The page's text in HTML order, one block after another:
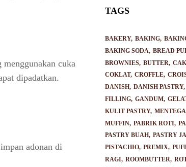
cuka
dipadatkan.
adonan di
TAGS
BAKERY BAKING
BAKING SODA
BREAD
BROWNIES BUTTER
COKLAT CROFFLE
DANISH DANISH PASTRY
FILLING GANDUM
KULIT PASTRY MENTEGA
MUFFIN PABRIK ROTI
PASTRY BUAH PASTRY
PISTACHIO PREMIX
RAGI ROOMBUTTER